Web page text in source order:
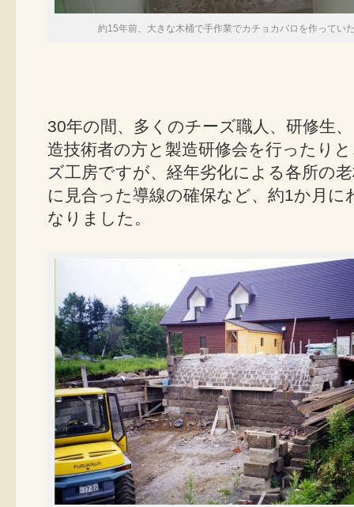
約15年前、大きな木桶で手作業でカチョカバロを作ってい
30年の間、多くのチーズ職人、研修生
造技術者の方と製造研修会を行ったり
ズ工房ですが、経年劣化による各所の
に見合った導線の確保など、約1か月に
なりました。